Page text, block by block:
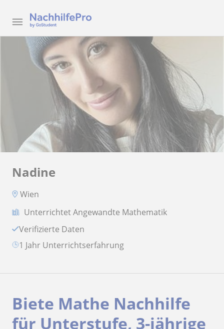
Nadine
Wien
Unterrichtet Angewandte Mathematik
Verifizierte Daten
1 Jahr Unterrichtserfahrung
Biete Mathe Nachhilfe
für Unterstufe, 3-jährige